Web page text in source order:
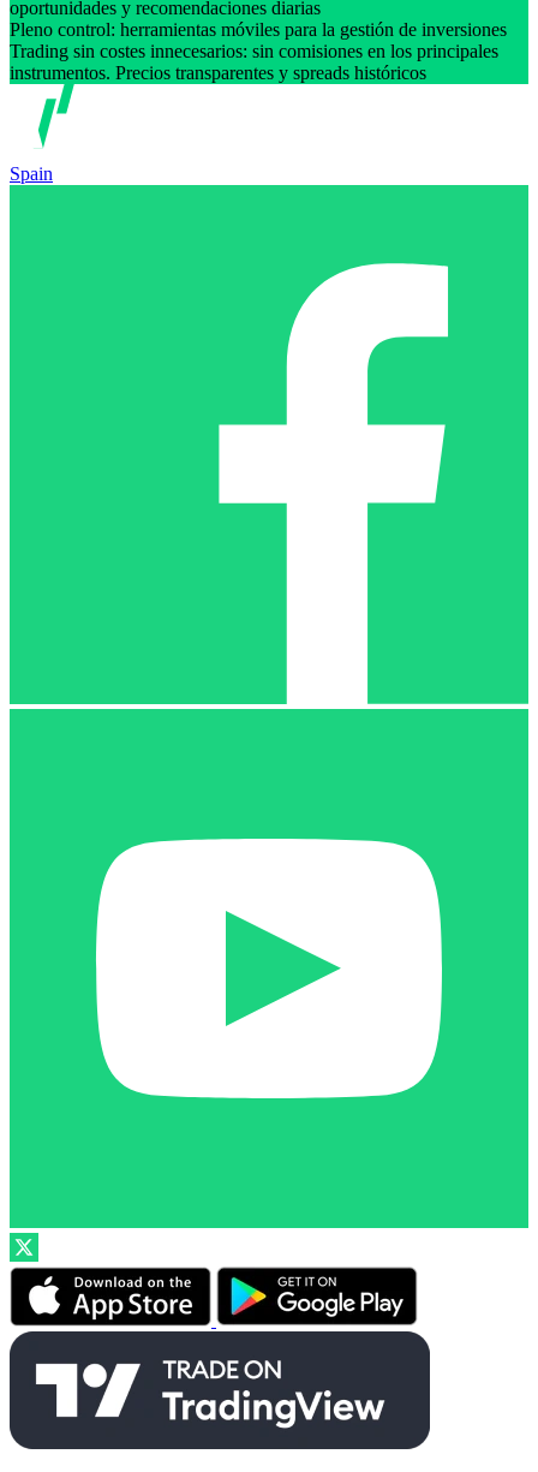
oportunidades y recomendaciones diarias
Pleno control: herramientas móviles para la gestión de inversiones
Trading sin costes innecesarios: sin comisiones en los principales
instrumentos. Precios transparentes y spreads históricos
Spain